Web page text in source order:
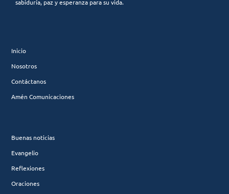
sabiduría, paz y esperanza para su vida.
Inicio
Nosotros
Contáctanos
Amén Comunicaciones
Buenas noticias
Evangelio
Reflexiones
Oraciones